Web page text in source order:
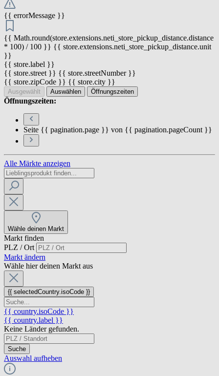
{{ errorMessage }}
{{ Math.round(store.extensions.neti_store_pickup_distance.distance
* 100) / 100 }} {{ store.extensions.neti_store_pickup_distance.unit
}}
{{ store.label }}
{{ store.street }} {{ store.streetNumber }}
{{ store.zipCode }} {{ store.city }}
Ausgewählt Auswählen Öffnungszeiten
Öffnungszeiten:
Seite {{ pagination.page }} von {{ pagination.pageCount }}
Alle Märkte anzeigen
Wähle deinen Markt
Markt finden
PLZ / Ort
Markt ändern
Wähle hier deinen Markt aus
{{ selectedCountry.isoCode }}
{{ country.isoCode }}
{{ country.label }}
Keine Länder gefunden.
Suche
Auswahl aufheben